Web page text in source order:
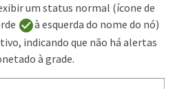
um status normal (ícone de
à esquerda do nome do nó)
indicando que não há alertas
à grade.